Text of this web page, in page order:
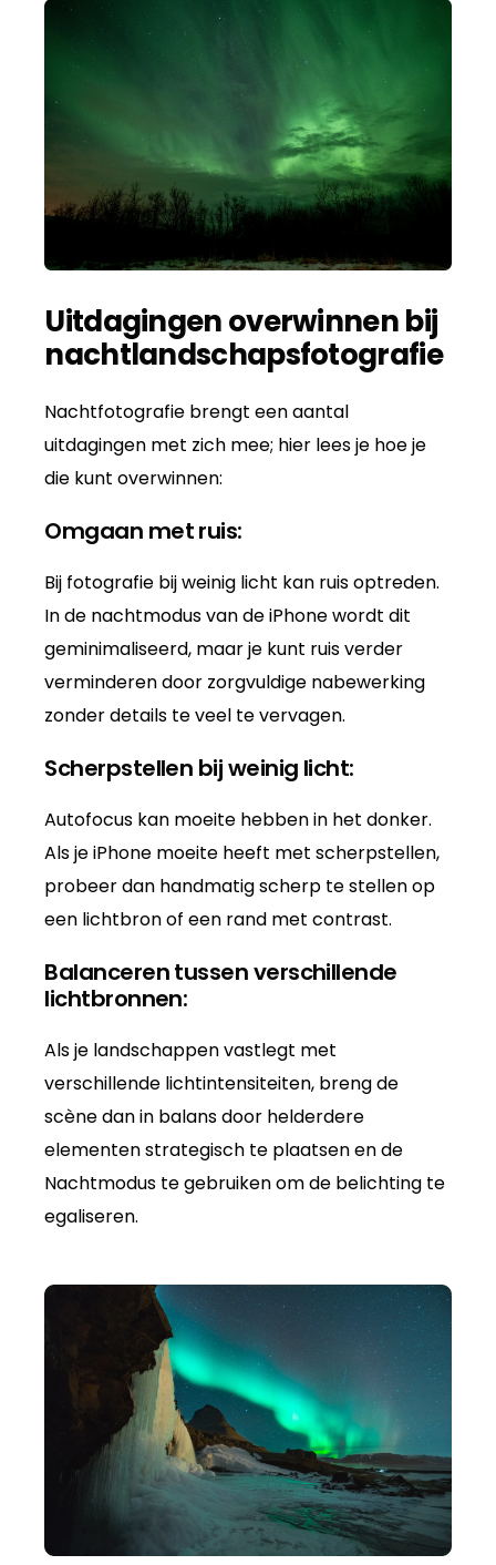
Uitdagingen overwinnen bij
nachtlandschapsfotografie
Nachtfotografie brengt een aantal
uitdagingen met zich mee; hier lees je hoe je
die kunt overwinnen:
Omgaan met ruis:
Bij fotografie bij weinig licht kan ruis optreden.
In de nachtmodus van de iPhone wordt dit
geminimaliseerd, maar je kunt ruis verder
verminderen door zorgvuldige nabewerking
zonder details te veel te vervagen.
Scherpstellen bij weinig licht:
Autofocus kan moeite hebben in het donker.
Als je iPhone moeite heeft met scherpstellen,
probeer dan handmatig scherp te stellen op
een lichtbron of een rand met contrast.
Balanceren tussen verschillende
lichtbronnen:
Als je landschappen vastlegt met
verschillende lichtintensiteiten, breng de
scène dan in balans door helderdere
elementen strategisch te plaatsen en de
Nachtmodus te gebruiken om de belichting te
egaliseren.